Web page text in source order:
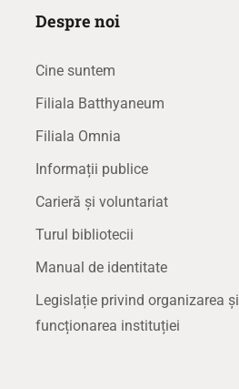
Despre noi
Cine suntem
Filiala Batthyaneum
Filiala Omnia
Informații publice
Carieră și voluntariat
Turul bibliotecii
Manual de identitate
Legislație privind organizarea și
funcționarea instituției